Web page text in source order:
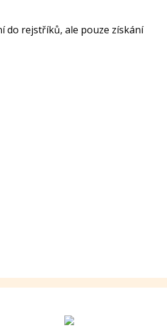
do rejstříků, ale pouze získání